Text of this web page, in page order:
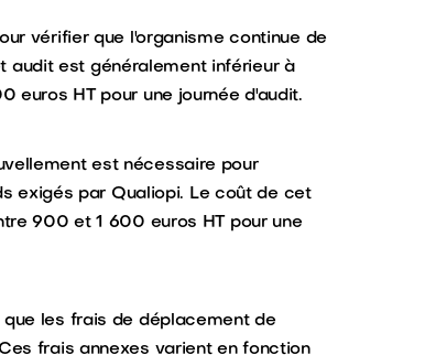
vérifier que l'organisme continue de
audit est généralement inférieur à
euros HT pour une journée d'audit.
est nécessaire pour
exigés par Qualiopi. Le coût de cet
900 et 1 600 euros HT pour une
les frais de déplacement de
frais annexes varient en fonction